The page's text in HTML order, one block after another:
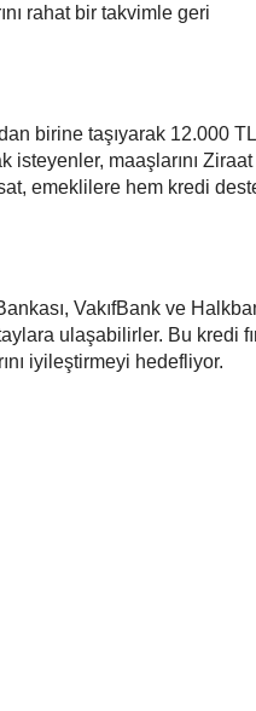
rahat bir takvimle geri
birine taşıyarak 12.000
maaşlarını Ziraat
emeklilere hem kredi
VakıfBank ve
ulaşabilirler. Bu kredi
iyileştirmeyi hedefliyor.